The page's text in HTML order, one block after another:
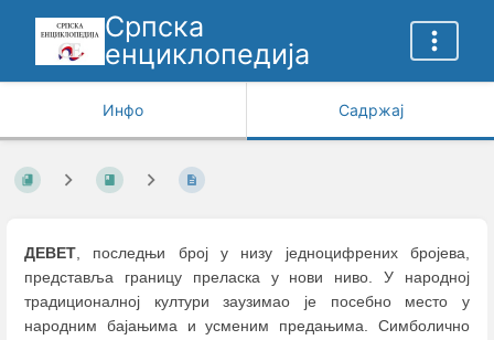
Српска
енциклопедија
Инфо Садржај
ДЕВЕТ, последњи број у низу једноцифрених бројева,
представља границу преласка у нови нивo. У народној
традиционалној култури заузимао је посебно место у
народним бајањима и усменим предањима. Симболично